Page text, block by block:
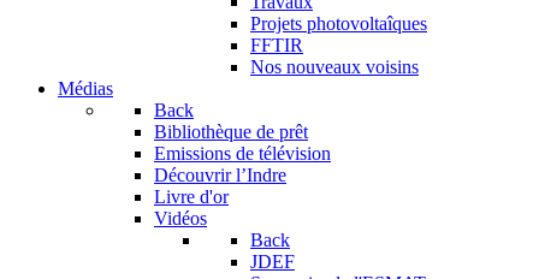
Projets photovoltaîques
FFTIR
Nos nouveaux voisins
Médias
Back
Bibliothèque de prêt
Emissions de télévision
Découvrir l’Indre
Livre d'or
Vidéos
Back
JDEF